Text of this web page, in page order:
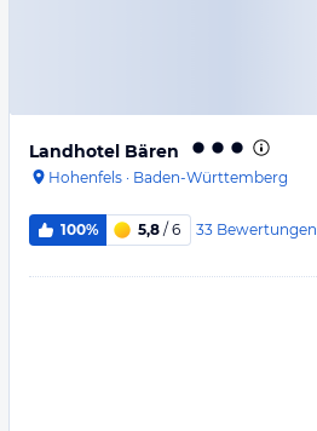
Landhotel Bären
Hohenfels · Baden-Württemberg
100% 5,8 / 6 33 Bewertungen